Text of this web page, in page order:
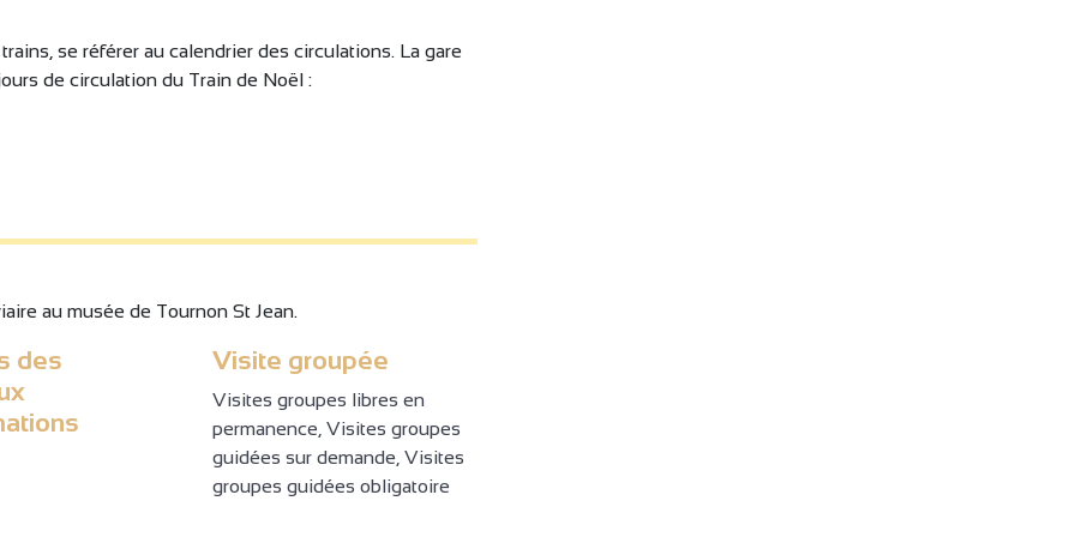
voyageur Nombre de places limité -
en 1ère classe)
Train des Gorges (réservation obligatoire)
de catégorie : "Porteur PASS Ardèche".
- Nombre de places limité - Réservation
chaque voyageur Nombre de places limité -
en 1ère classe)
Train des Gorges (réservation obligatoire)
de catégorie : "Porteur PASS Ardèche".
se référer au calendrier des circulations. La gare
de circulation du Train de Noël :
au musée de Tournon St Jean.
des
Visite groupée
Visites groupes libres en
permanence, Visites groupes
guidées sur demande, Visites
groupes guidées obligatoire